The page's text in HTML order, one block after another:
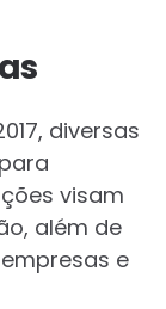
diversas
visam
além de
e